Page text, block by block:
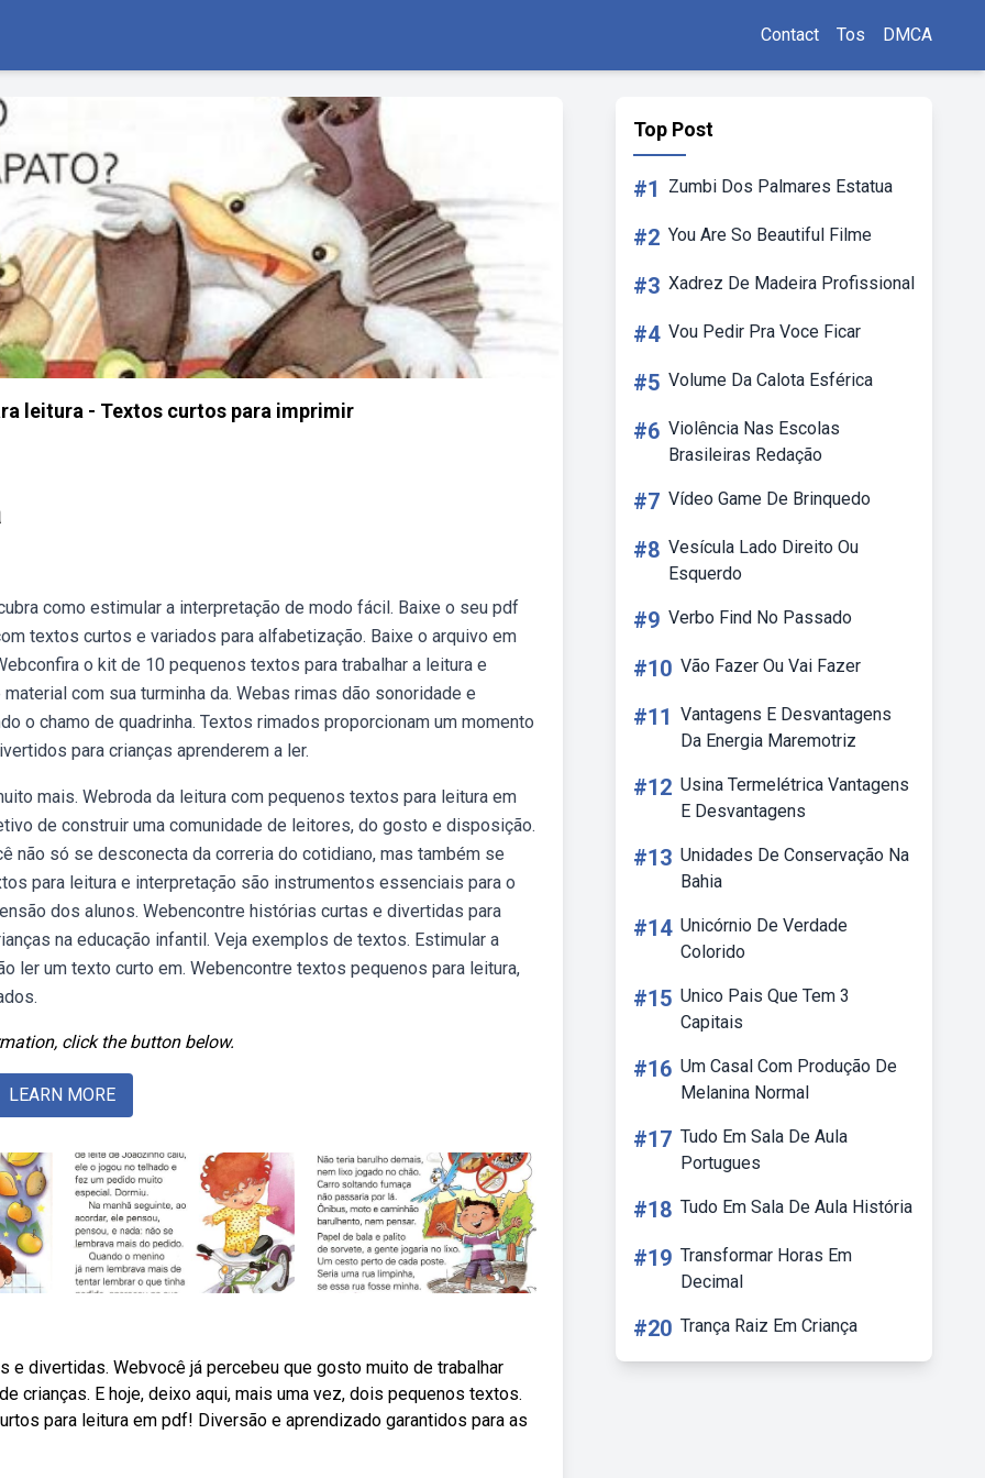
Contact Tos DMCA
leitura - Textos curtos para imprimir
como estimular a interpretação de modo fácil. Baixe o seu pdf
textos curtos e variados para alfabetização. Baixe o arquivo em
o kit de 10 pequenos textos para trabalhar a leitura e
com sua turminha da. Webas rimas dão sonoridade e
o chamo de quadrinha. Textos rimados proporcionam um momento
para crianças aprenderem a ler.
mais. Webroda da leitura com pequenos textos para leitura em
de construir uma comunidade de leitores, do gosto e disposição.
não só se desconecta da correria do cotidiano, mas também se
para leitura e interpretação são instrumentos essenciais para o
dos alunos. Webencontre histórias curtas e divertidas para
na educação infantil. Veja exemplos de textos. Estimular a
ler um texto curto em. Webencontre textos pequenos para leitura,
click the button below.
LEARN MORE
e divertidas. Webvocê já percebeu que gosto muito de trabalhar
crianças. E hoje, deixo aqui, mais uma vez, dois pequenos textos.
para leitura em pdf! Diversão e aprendizado garantidos para as
Top Post
#1 Zumbi Dos Palmares Estatua
#2 You Are So Beautiful Filme
#3 Xadrez De Madeira Profissional
#4 Vou Pedir Pra Voce Ficar
#5 Volume Da Calota Esférica
#6 Violência Nas Escolas
Brasileiras Redação
#7 Vídeo Game De Brinquedo
#8 Vesícula Lado Direito Ou
Esquerdo
#9 Verbo Find No Passado
#10 Vão Fazer Ou Vai Fazer
#11 Vantagens E Desvantagens
Da Energia Maremotriz
#12 Usina Termelétrica Vantagens
E Desvantagens
#13 Unidades De Conservação Na
Bahia
#14 Unicórnio De Verdade
Colorido
#15 Unico Pais Que Tem 3
Capitais
#16 Um Casal Com Produção De
Melanina Normal
#17 Tudo Em Sala De Aula
Portugues
#18 Tudo Em Sala De Aula História
#19 Transformar Horas Em
Decimal
#20 Trança Raiz Em Criança